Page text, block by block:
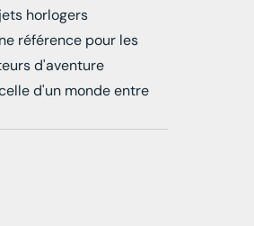
horlogers
référence pour les
d'aventure
d'un monde entre